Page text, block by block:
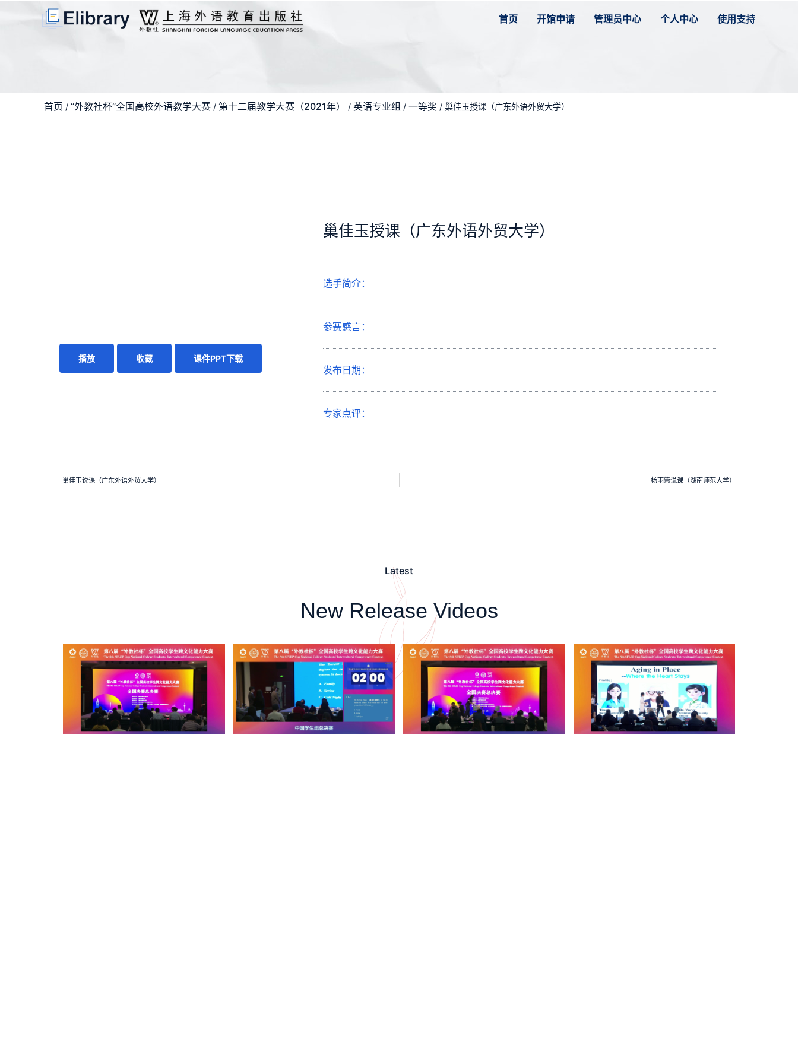
首页 开馆申请 管理员中心 个人中心 使用支持
首页 / “外教社杯”全国高校外语教学大赛 / 第十二届教学大赛（2021年） / 英语专业组 / 一等奖 / 巢佳玉授课（广东外语外贸大学）
播放 收藏 课件PPT下载
巢佳玉授课（广东外语外贸大学）
选手简介：
参赛感言：
发布日期：
专家点评：
巢佳玉说课（广东外语外贸大学） 杨雨箫说课（湖南师范大学）
Latest
New Release Videos